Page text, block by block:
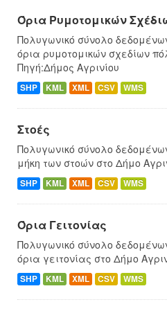
Όρια Ρυμοτομικών
Πολυγωνικό σύνολο
όρια ρυμοτομικών σχεδίων
Πηγή:Δήμος Αγρινίου
SHP KML XML CSV WMS
Στοές
Πολυγωνικό σύνολο
μήκη των στοών στο Δήμο
SHP KML XML CSV WMS
Όρια Γειτονίας
Πολυγωνικό σύνολο
όρια γειτονίας στο Δήμο
SHP KML XML CSV WMS